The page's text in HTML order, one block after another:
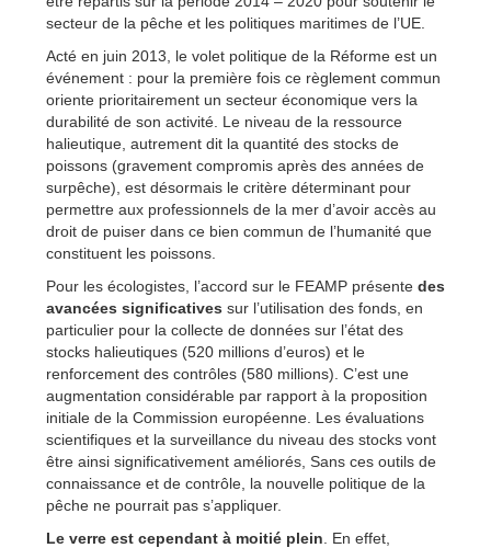
secteur de la pêche et les politiques maritimes de l’UE.
Acté en juin 2013, le volet politique de la Réforme est un
événement : pour la première fois ce règlement commun
oriente prioritairement un secteur économique vers la
durabilité de son activité. Le niveau de la ressource
halieutique, autrement dit la quantité des stocks de
poissons (gravement compromis après des années de
surpêche), est désormais le critère déterminant pour
permettre aux professionnels de la mer d’avoir accès au
droit de puiser dans ce bien commun de l’humanité que
constituent les poissons.
Pour les écologistes, l’accord sur le FEAMP présente des
avancées significatives sur l’utilisation des fonds, en
particulier pour la collecte de données sur l’état des
stocks halieutiques (520 millions d’euros) et le
renforcement des contrôles (580 millions). C’est une
augmentation considérable par rapport à la proposition
initiale de la Commission européenne. Les évaluations
scientifiques et la surveillance du niveau des stocks vont
être ainsi significativement améliorés, Sans ces outils de
connaissance et de contrôle, la nouvelle politique de la
pêche ne pourrait pas s’appliquer.
Le verre est cependant à moitié plein . En effet,